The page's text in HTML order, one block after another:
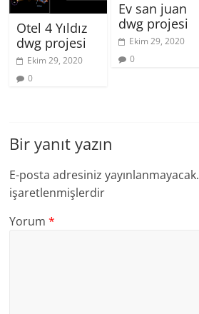
Otel 4 Yıldız
dwg projesi
Ekim 29, 2020
0
Ev san juan
dwg projesi
Ekim 29, 2020
0
Bir yanıt yazın
E-posta adresiniz yayınlanmayacak.
işaretlenmişlerdir
Yorum*